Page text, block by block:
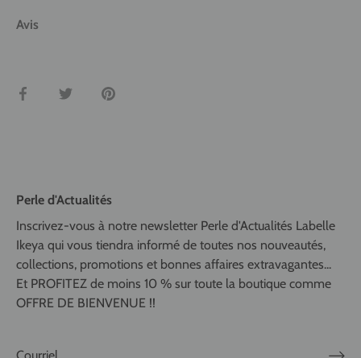
Avis
Partager TweeterÉpingler
Perle d'Actualités
Inscrivez-vous à notre newsletter Perle d'Actualités Labelle
Ikeya qui vous tiendra informé de toutes nos nouveautés,
collections, promotions et bonnes affaires extravagantes...
Et PROFITEZ de moins 10 % sur toute la boutique comme
OFFRE DE BIENVENUE !!